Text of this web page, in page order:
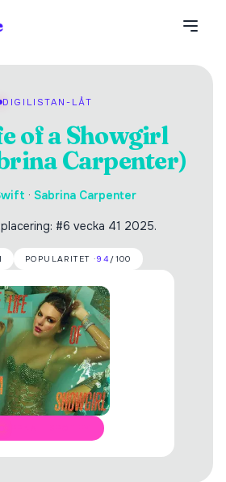
DIGILISTAN-LÅT
of a Showgirl
Carpenter)
· Sabrina Carpenter
#6 vecka 41 2025.
POPULARITET ·94 /100